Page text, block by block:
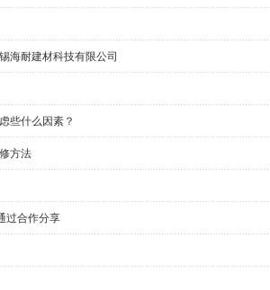
耐建材科技有限公司
些什么因素？
方法
过合作分享